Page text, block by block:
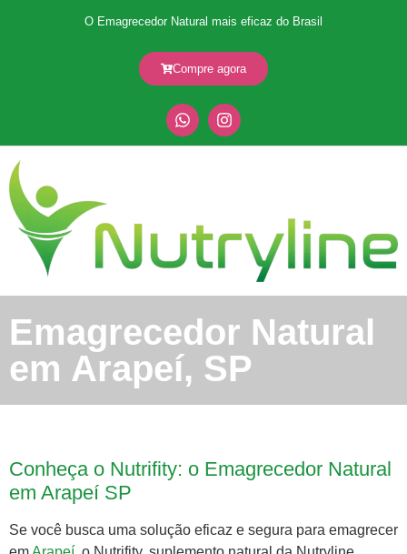
O Emagrecedor Natural mais eficaz do Brasil
Compre agora
Emagrecedor Natural
em Arapeí, SP
Conheça o Nutrifity: o Emagrecedor Natural
em Arapeí SP
Se você busca uma solução eficaz e segura para emagrecer